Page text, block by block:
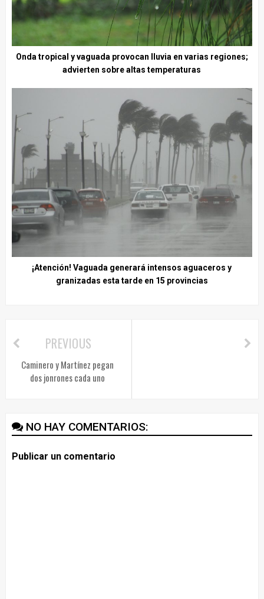
Onda tropical y vaguada provocan lluvia en varias regiones;
advierten sobre altas temperaturas
¡Atención! Vaguada generará intensos aguaceros y
granizadas esta tarde en 15 provincias
PREVIOUS
Caminero y Martínez pegan
dos jonrones cada uno
NO HAY COMENTARIOS:
Publicar un comentario